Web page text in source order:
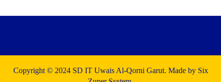
Copyright © 2024 SD IT Uwais Al-Qorni Garut. Made by Six